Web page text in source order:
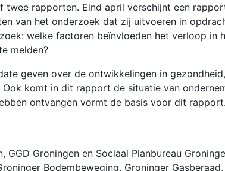
twee rapporten. Eind april verschijnt een
van het onderzoek dat zij uitvoeren in
welke factoren beïnvloeden het verloop in
melden?
geven over de ontwikkelingen in
komt in dit rapport de situatie van
ontvangen vormt de basis voor dit rapport.
Groningen en Sociaal Planbureau
Bodembeweging, Groninger